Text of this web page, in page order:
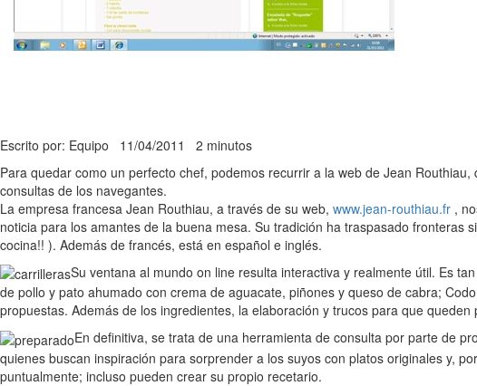
Escrito por: Equipo 11/04/2011 2 minutos
Para quedar como un perfecto chef, podemos recurrir a la web de Jean
consultas de los navegantes.
La empresa francesa Jean Routhiau, a través de su web, www.jean-routhiau.fr ,
noticia para los amantes de la buena mesa. Su tradición ha traspasado fronteras
cocina!! ). Además de francés, está en español e inglés.
Su ventana al mundo on line resulta interactiva y realmente útil. Es
de pollo y pato ahumado con crema de aguacate, piñones y queso de cabra;
propuestas. Además de los ingredientes, la elaboración y trucos para que
En definitiva, se trata de una herramienta de consulta por parte de
quienes buscan inspiración para sorprender a los suyos con platos originales y,
puntualmente; incluso pueden crear su propio recetario.